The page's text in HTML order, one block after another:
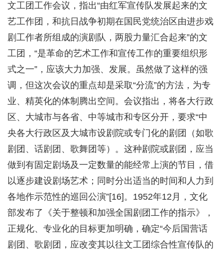
文工团工作会议，指出“由红军宣传队发展起来的文
艺工作团，和抗日战争初期在国民党统治区由进步戏
剧工作者所组成的演剧队，两股力量汇合起来”的文
工团，“是革命的艺术工作和宣传工作的重要组织形
式之一”，应该大力加强、发展。虽然做了这样的强
调，但这次会议的重点却是采取“分流”的方法，为专
业、精英化的体制腾出空间。会议指出，将各大行政
区、大城市与各省、中等城市和专区分开，要求“中
央各大行政区及大城市设剧院或专门化的剧团（如歌
剧团、话剧团、歌舞团等）。这种剧院或剧团，应当
做到有固定剧场及一定数量的能经常上演的节目，借
以逐步建设剧场艺术；同时分出适当的时间和人力到
各地作示范性的巡回公演”[16]。1952年12月，文化
部发布了《关于整顿和加强全国剧团工作的指示》，
正规化、专业化的目标更加明确，确定“今后国营话
剧团、歌剧团，应改变其以往文工团综合性宣传队的